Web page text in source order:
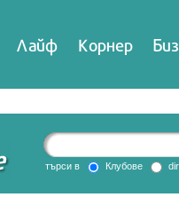
Лайф Корнер
DirTV Impressio
търси в Клубове